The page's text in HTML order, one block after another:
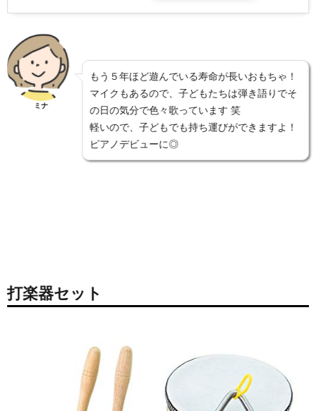
ミナ
もう５年ほど遊んでいる寿命が長いおもちゃ！
マイクもあるので、子どもたちは弾き語りでそ
の日の気分で色々歌っています 笑
軽いので、子どもでも持ち運びができますよ！
ピアノデビューに◎
打楽器セット